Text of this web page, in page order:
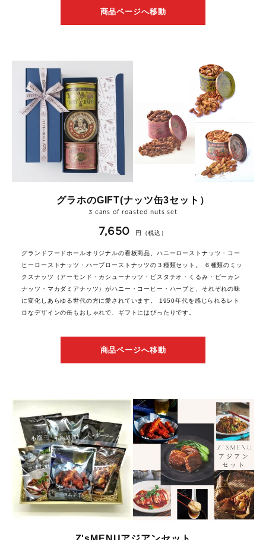
商品ページへ移動
グラホのGIFT(ナッツ缶3セット）
3 cans of roasted nuts set
7,650 円（税込）
グランドフードホールオリジナルの看板商品、ハニーローストナッツ・コー
ヒーローストナッツ・ハーブローストナッツの３種類セット。 ６種類のミッ
クスナッツ（アーモンド・カシューナッツ・ピスタチオ・くるみ・ピーカン
ナッツ・マカダミアナッツ）がハニー・コーヒー・ハーブと、それぞれの味
に変化しあらゆる世代の方に愛されています。 1950年代を感じられるレト
ロなデザインの缶もおしゃれで、ギフトにはぴったりです。
商品ページへ移動